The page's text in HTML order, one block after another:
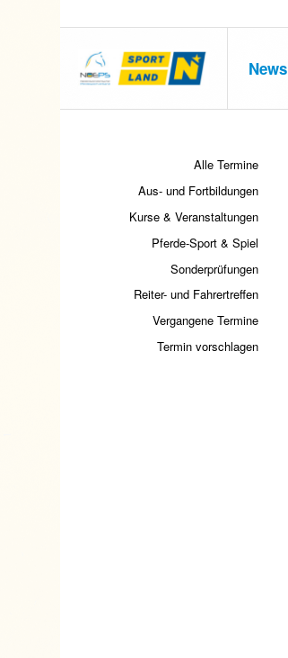
News
Alle Termine
Aus- und Fortbildungen
Kurse & Veranstaltungen
Pferde-Sport & Spiel
Sonderprüfungen
Reiter- und Fahrertreffen
Vergangene Termine
Termin vorschlagen